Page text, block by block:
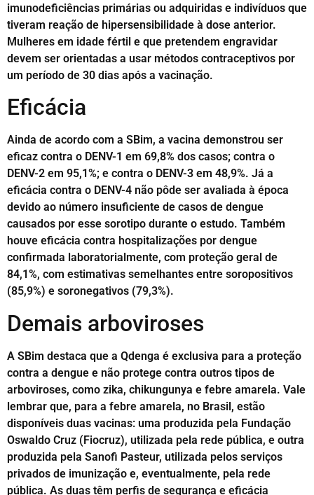
imunodeficiências primárias ou adquiridas e indivíduos que
tiveram reação de hipersensibilidade à dose anterior.
Mulheres em idade fértil e que pretendem engravidar
devem ser orientadas a usar métodos contraceptivos por
um período de 30 dias após a vacinação.
Eficácia
Ainda de acordo com a SBim, a vacina demonstrou ser
eficaz contra o DENV-1 em 69,8% dos casos; contra o
DENV-2 em 95,1%; e contra o DENV-3 em 48,9%. Já a
eficácia contra o DENV-4 não pôde ser avaliada à época
devido ao número insuficiente de casos de dengue
causados por esse sorotipo durante o estudo. Também
houve eficácia contra hospitalizações por dengue
confirmada laboratorialmente, com proteção geral de
84,1%, com estimativas semelhantes entre soropositivos
(85,9%) e soronegativos (79,3%).
Demais arboviroses
A SBim destaca que a Qdenga é exclusiva para a proteção
contra a dengue e não protege contra outros tipos de
arboviroses, como zika, chikungunya e febre amarela. Vale
lembrar que, para a febre amarela, no Brasil, estão
disponíveis duas vacinas: uma produzida pela Fundação
Oswaldo Cruz (Fiocruz), utilizada pela rede pública, e outra
produzida pela Sanofi Pasteur, utilizada pelos serviços
privados de imunização e, eventualmente, pela rede
pública. As duas têm perfis de segurança e eficácia